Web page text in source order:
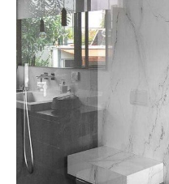
Tip Impiana
Tip Laman